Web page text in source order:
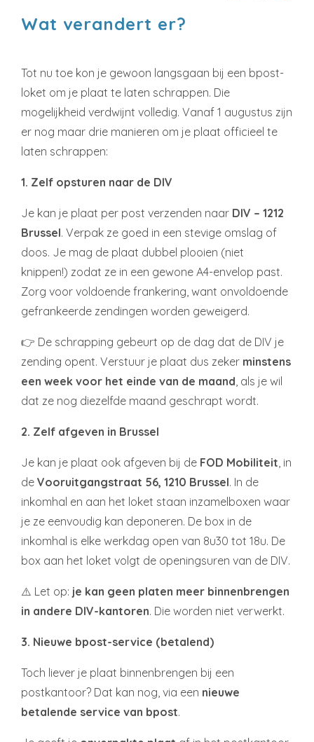
Wat verandert er?
Tot nu toe kon je gewoon langsgaan bij een bpost-
loket om je plaat te laten schrappen. Die
mogelijkheid verdwijnt volledig. Vanaf 1 augustus zijn
er nog maar drie manieren om je plaat officieel te
laten schrappen:
1. Zelf opsturen naar de DIV
Je kan je plaat per post verzenden naar DIV – 1212
Brussel. Verpak ze goed in een stevige omslag of
doos. Je mag de plaat dubbel plooien (niet
knippen!) zodat ze in een gewone A4-envelop past.
Zorg voor voldoende frankering, want onvoldoende
gefrankeerde zendingen worden geweigerd.
👉 De schrapping gebeurt op de dag dat de DIV je
zending opent. Verstuur je plaat dus zeker minstens
een week voor het einde van de maand, als je wil
dat ze nog diezelfde maand geschrapt wordt.
2. Zelf afgeven in Brussel
Je kan je plaat ook afgeven bij de FOD Mobiliteit, in
de Vooruitgangstraat 56, 1210 Brussel. In de
inkomhal en aan het loket staan inzamelboxen waar
je ze eenvoudig kan deponeren. De box in de
inkomhal is elke werkdag open van 8u30 tot 18u. De
box aan het loket volgt de openingsuren van de DIV.
⚠️ Let op: je kan geen platen meer binnenbrengen
in andere DIV-kantoren. Die worden niet verwerkt.
3. Nieuwe bpost-service (betalend)
Toch liever je plaat binnenbrengen bij een
postkantoor? Dat kan nog, via een nieuwe
betalende service van bpost.